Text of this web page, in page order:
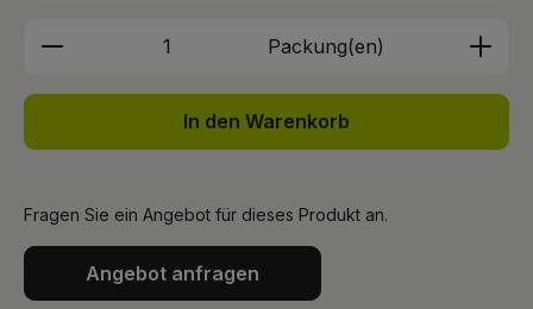
Produkt Anzahl: Gib den
Packung(en)
In den Warenkorb
Fragen Sie ein Angebot für dieses Produkt an.
Angebot anfragen